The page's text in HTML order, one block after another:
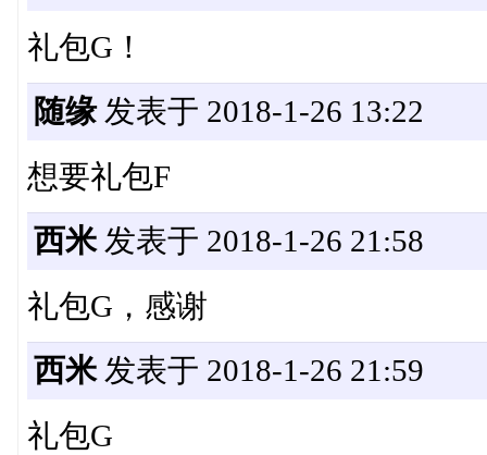
礼包G！
随缘发表于 2018-1-26 13:22
想要礼包F
西米发表于 2018-1-26 21:58
礼包G，感谢
西米发表于 2018-1-26 21:59
礼包G